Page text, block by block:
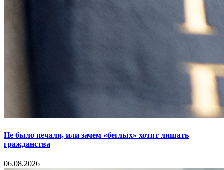
Не было печали, или зачем «беглых» хотят лишать
гражданства
06.08.2026